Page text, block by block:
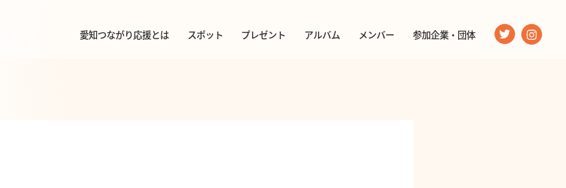
愛知つながり応援とは スポット プレゼント アルバム メンバー 参加企業・団体